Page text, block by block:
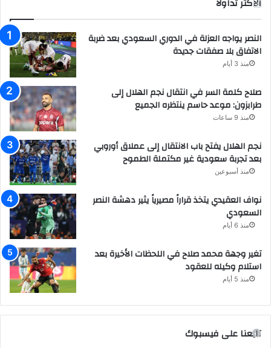
الاكثر تداولاً
النصر يواجه العزلة في الدوري السعودي بعد ضربة
الاتفاق بلا صفقات جديدة
منذ 3 أيام
صلاح كلمة السر في انتقال نجم الهلال إلى
طرابزون: موعد حاسم ينتظره الجميع
منذ 9 ساعات
نجم الهلال يفتح باب الانتقال إلى عملاق أوروبي
بعد تجربة سعودية غير مكتملة الطموح
منذ أسبوعين
نواف العقيدي يتخذ قراراً مصيرياً يثير دهشة النصر
السعودي
منذ 6 أيام
تغير وجهة محمد صلاح في اللحظات الأخيرة بعد
استلام وكيله للعقود
منذ 5 أيام
تابعنا على فيسبوك